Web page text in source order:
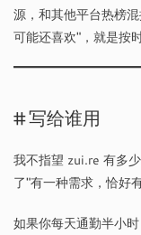
源，和其他平台热榜
可能还喜欢"，就是按
写给谁用
我不指望 zui.re 有多
了"有一种需求，恰好
如果你每天通勤半小